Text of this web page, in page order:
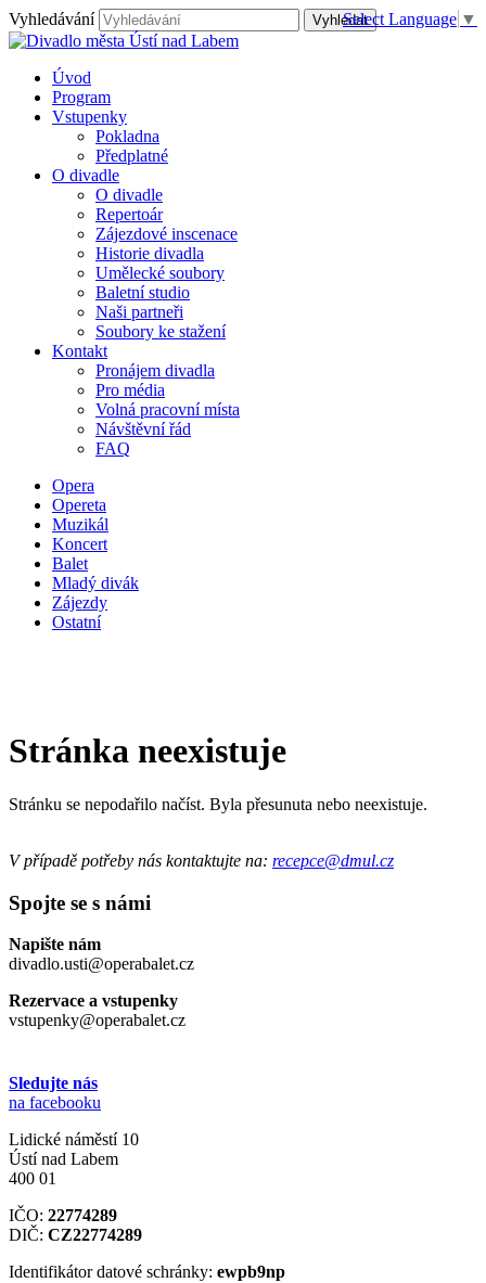
Vyhledávání
Úvod
Program
Vstupenky
Pokladna
Předplatné
O divadle
O divadle
Repertoár
Zájezdové inscenace
Historie divadla
Umělecké soubory
Baletní studio
Naši partneři
Soubory ke stažení
Kontakt
Pronájem divadla
Pro média
Volná pracovní místa
Návštěvní řád
FAQ
Select Language ▼
Opera
Opereta
Muzikál
Koncert
Balet
Mladý divák
Zájezdy
Ostatní
Stránka neexistuje
Stránku se nepodařilo načíst. Byla přesunuta nebo neexistuje.
V případě potřeby nás kontaktujte na: recepce@dmul.cz
Spojte se s námi
Napište nám
divadlo.usti@operabalet.cz
Rezervace a vstupenky
vstupenky@operabalet.cz
Sledujte nás
na facebooku
Lidické náměstí 10
Ústí nad Labem
400 01
IČO: 22774289
DIČ: CZ22774289
Identifikátor datové schránky: ewpb9np